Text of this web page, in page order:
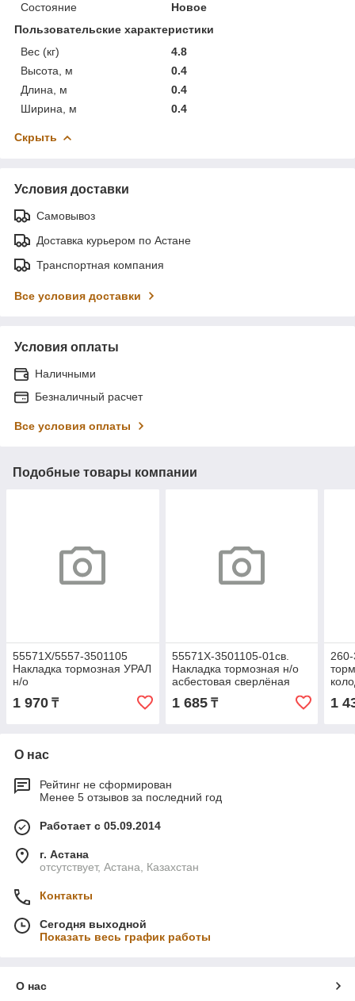
Состояние
Новое
Пользовательские характеристики
Вес (кг)
4.8
Высота, м
0.4
Длина, м
0.4
Ширина, м
0.4
Скрыть
Условия доставки
Самовывоз
Доставка курьером по Астане
Транспортная компания
Все условия доставки
Условия оплаты
Наличными
Безналичный расчет
Все условия оплаты
Подобные товары компании
55571Х/5557-3501105
Накладка тормозная УРАЛ
н/о
1 970 ₸
55571Х-3501105-01св.
Накладка тормозная н/о
асбестовая сверлёная
(ФРИТЕКС)
1 685₸ 1
О нас
Рейтинг не сформирован
Менее 5 отзывов за последний год
Работает с 05.09.2014
г. Астана
отсутствует, Астана, Казахстан
Контакты
Сегодня выходной
Показать весь график работы
О нас